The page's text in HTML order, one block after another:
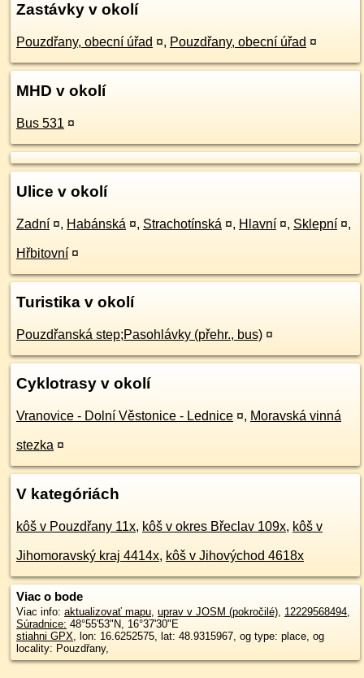
Zastávky v okolí
Pouzdřany, obecní úřad ¤, Pouzdřany, obecní úřad ¤
MHD v okolí
Bus 531 ¤
Ulice v okolí
Zadní ¤, Habánská ¤, Strachotínská ¤, Hlavní ¤, Sklepní ¤,
Hřbitovní ¤
Turistika v okolí
Pouzdřanská step;Pasohlávky (přehr., bus) ¤
Cyklotrasy v okolí
Vranovice - Dolní Věstonice - Lednice ¤, Moravská vinná
stezka ¤
V kategóriách
kôš v Pouzdřany 11x, kôš v okres Břeclav 109x, kôš v
Jihomoravský kraj 4414x, kôš v Jihovýchod 4618x
Viac o bode
Viac info: aktualizovať mapu, uprav v JOSM (pokročilé), 12229568494,
Súradnice: 48°55'53"N, 16°37'30"E
stiahni GPX, lon: 16.6252575, lat: 48.9315967, og type: place, og
locality: Pouzdřany,